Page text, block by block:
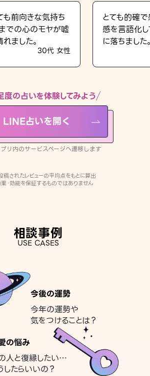
く
ジへ遷移します
も前向きな気持ち
での心のモヤが嘘
ました。
30代 女性
とても的確
感を言語化
に落ちました
度の占いを体験してみよう
LINE占いを開く
リ内のサービスページへ遷移します
されたレビューの平均点をもとに算出
・効能を保証するものではありません
相談事例
USE CASES
今後の運勢
今年の運勢や
気をつけることは？
の悩み
人と復縁したい…
したらいいの？